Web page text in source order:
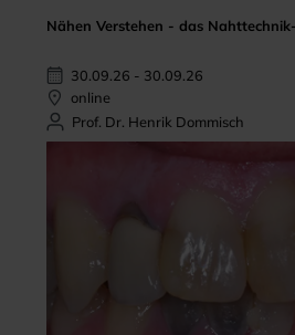
Nähen Verstehen - das
30.09.26 - 30.09.26
online
Prof. Dr. Henrik Dommisch